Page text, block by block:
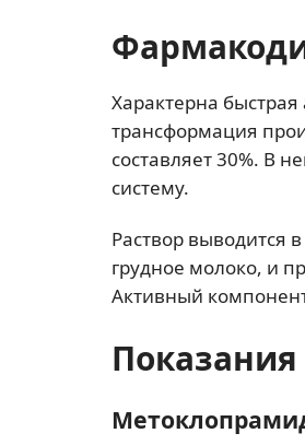
Характерна
трансформация
составляет 30%. В
систему.
Раствор выводится
грудное молоко, и
Активный